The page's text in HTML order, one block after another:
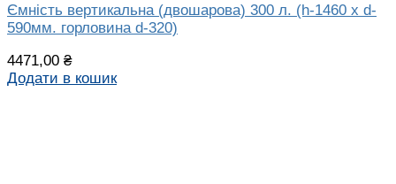
Ємність вертикальна (двошарова) 300 л. (h-1460 x d-
590мм. горловина d-320)
4471,00 ₴
Додати в кошик